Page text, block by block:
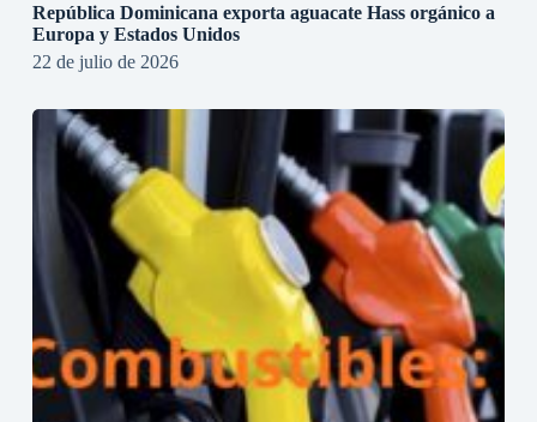
República Dominicana exporta aguacate Hass orgánico a
Europa y Estados Unidos
22 de julio de 2026